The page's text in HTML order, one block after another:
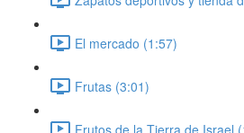
El mercado (1:57)
Frutas (3:01)
Frutos de la Tierra de Israel